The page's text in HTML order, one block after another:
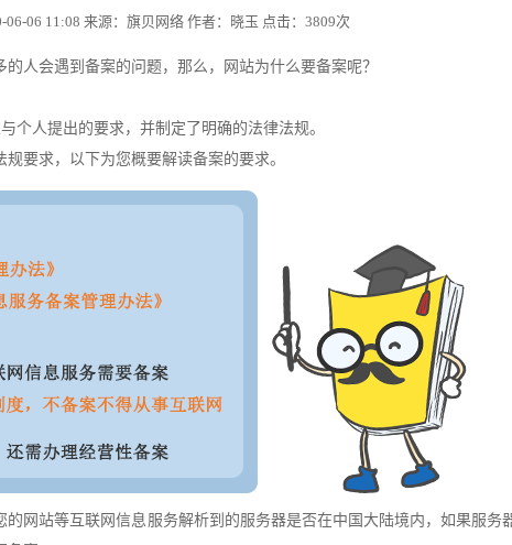
06-06 11:08 来源：旗贝网络 作者：晓玉 点击：3809次
人会遇到备案的问题，那么，网站为什么要备案呢？
个人提出的要求，并制定了明确的法律法规。
要求，以下为您概要解读备案的要求。
网站等互联网信息服务解析到的服务器是否在中国大陆境内，如果服务